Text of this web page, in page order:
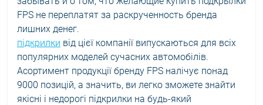
FPS не переплатят за раскрученность бренда
лишних денег.
підкрилки від цієї компанії випускаються для всіх
популярних моделей сучасних автомобілів.
Асортимент продукції бренду FPS налічує понад
9000 позицій, а значить, ви легко зможете знайти
якісні і недорогі підкрилки на будь-який